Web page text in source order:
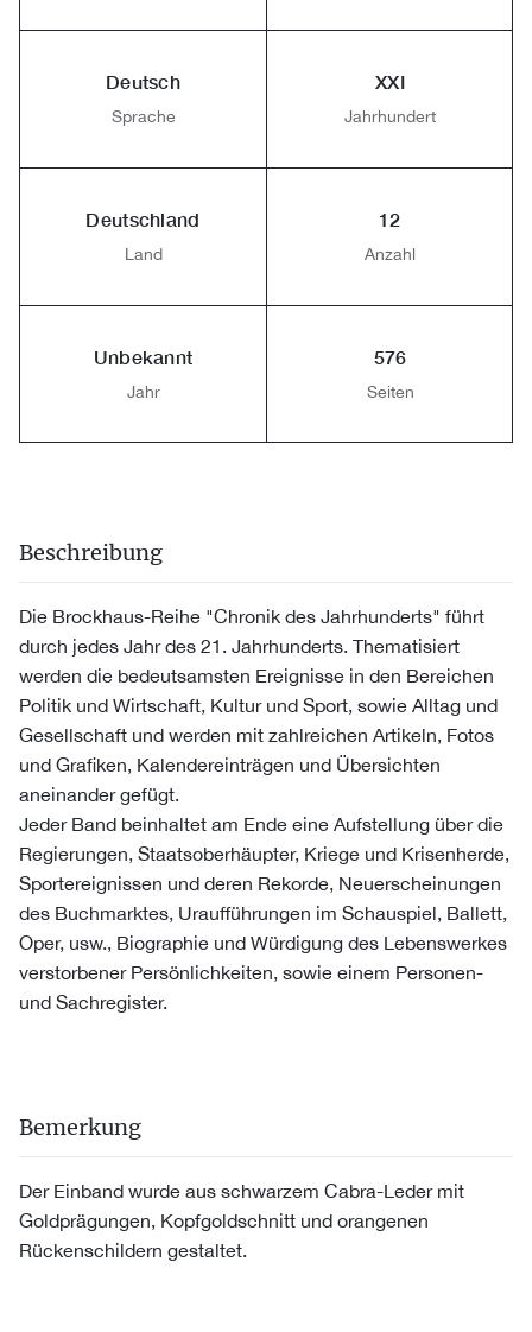
Deutsch
Sprache
XXI
Jahrhundert
Deutschland
Land
12
Anzahl
Unbekannt
Jahr
576
Seiten
Beschreibung
Die Brockhaus-Reihe "Chronik des Jahrhunderts" führt
durch jedes Jahr des 21. Jahrhunderts. Thematisiert
werden die bedeutsamsten Ereignisse in den Bereichen
Politik und Wirtschaft, Kultur und Sport, sowie Alltag und
Gesellschaft und werden mit zahlreichen Artikeln, Fotos
und Grafiken, Kalendereinträgen und Übersichten
aneinander gefügt.
Jeder Band beinhaltet am Ende eine Aufstellung über die
Regierungen, Staatsoberhäupter, Kriege und Krisenherde,
Sportereignissen und deren Rekorde, Neuerscheinungen
des Buchmarktes, Uraufführungen im Schauspiel, Ballett,
Oper, usw., Biographie und Würdigung des Lebenswerkes
verstorbener Persönlichkeiten, sowie einem Personen-
und Sachregister.
Bemerkung
Der Einband wurde aus schwarzem Cabra-Leder mit
Goldprägungen, Kopfgoldschnitt und orangenen
Rückenschildern gestaltet.